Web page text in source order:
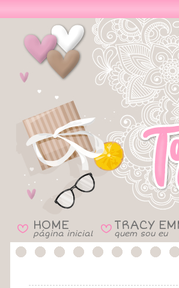
B HOME
página inicial B TRACY
quem sou eu